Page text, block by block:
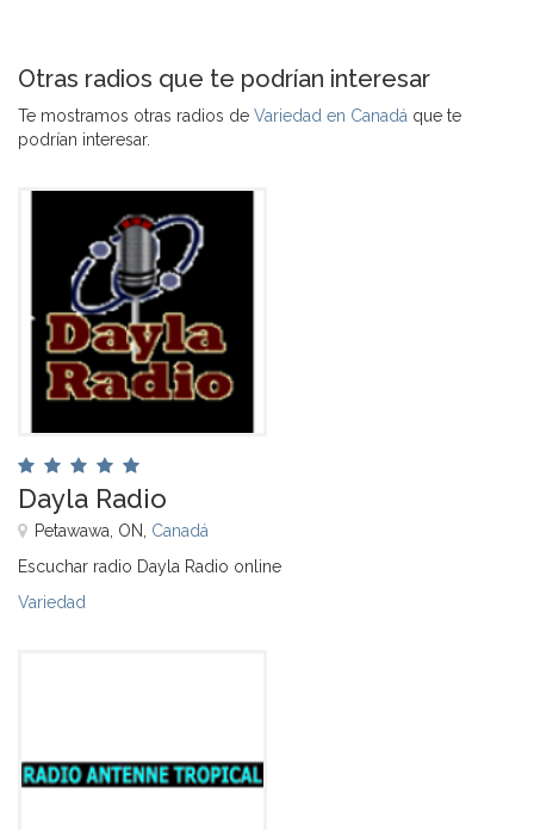
Otras radios que te podrían interesar
Te mostramos otras radios de Variedad en Canadá que te
podrían interesar.
Dayla Radio
Petawawa, ON, Canadá
Escuchar radio Dayla Radio online
Variedad